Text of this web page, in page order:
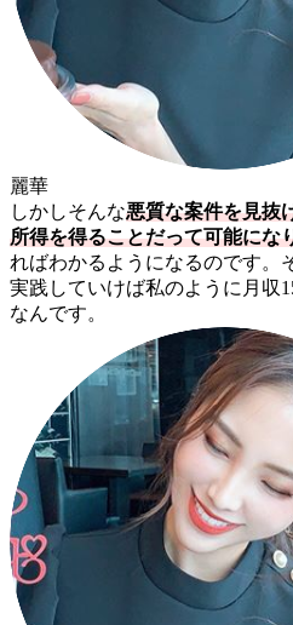
麗華
しかしそんな悪質な案件を見抜
所得を得ることだって可能にな
ればわかるようになるのです。
実践していけば私のように月収
なんです。